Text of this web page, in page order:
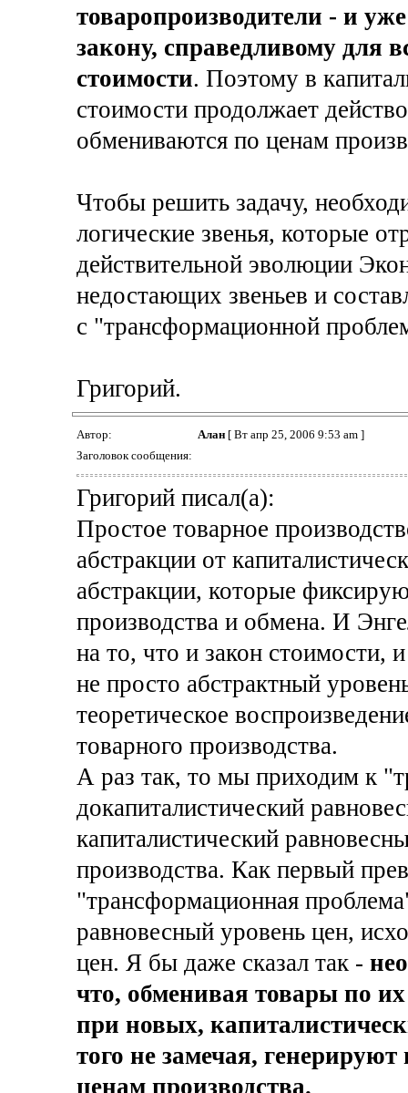
товаропроизводители - и
закону, справедливому для
стоимости. Поэтому в
стоимости продолжает
обмениваются по ценам
Чтобы решить задачу,
логические звенья, которые
действительной эволюции
недостающих звеньев и
с "трансформационной
Григорий.
Автор: Алан[ Вт апр 25, 2006 9:53 am ]
Заголовок сообщения:
Григорий писал(а):
Простое товарное
абстракции от
абстракции, которые
производства и обмена. И
на то, что и закон стоимости,
не просто абстрактный
теоретическое
товарного производства.
А раз так, то мы приходим к
докапиталистический
капиталистический
производства. Как первый
"трансформационная
равновесный уровень цен,
цен. Я бы даже сказал так -
что, обменивая товары по
при новых,
того не замечая,
ценам производства.